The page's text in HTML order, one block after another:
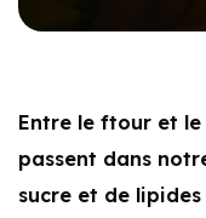
Entre le ftour et le
passent dans
sucre et de